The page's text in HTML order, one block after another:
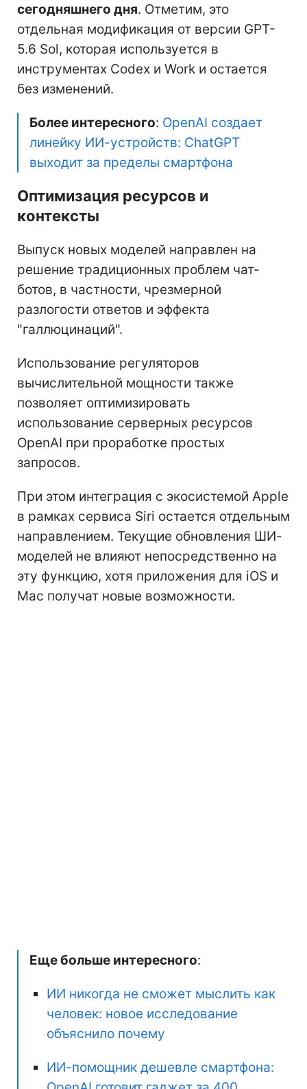
сегодняшнего дня. Отметим, это
отдельная модификация от версии GPT-
5.6 Sol, которая используется в
инструментах Codex и Work и остается
без изменений.
Более интересного: OpenAI создает
линейку ИИ-устройств: ChatGPT
выходит за пределы смартфона
Оптимизация ресурсов и
контексты
Выпуск новых моделей направлен на
решение традиционных проблем чат-
ботов, в частности, чрезмерной
разлогости ответов и эффекта
"галлюцинаций".
Использование регуляторов
вычислительной мощности также
позволяет оптимизировать
использование серверных ресурсов
OpenAI при проработке простых
запросов.
При этом интеграция с экосистемой Apple
в рамках сервиса Siri остается отдельным
направлением. Текущие обновления ШИ-
моделей не влияют непосредственно на
эту функцию, хотя приложения для iOS и
Mac получат новые возможности.
Еще больше интересного:
ИИ никогда не сможет мыслить как
человек: новое исследование
объяснило почему
ИИ-помощник дешевле смартфона: